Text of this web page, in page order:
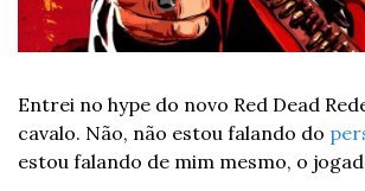
Entrei no hype do novo Red Dead
cavalo. Não, não estou falando do
estou falando de mim mesmo, o